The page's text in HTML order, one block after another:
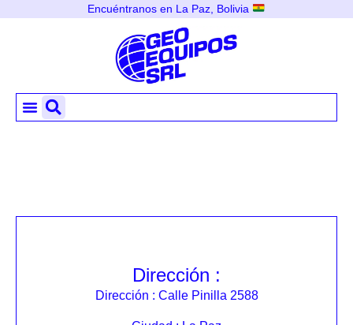
Encuéntranos en La Paz, Bolivia
Dirección :
Dirección : Calle Pinilla 2588